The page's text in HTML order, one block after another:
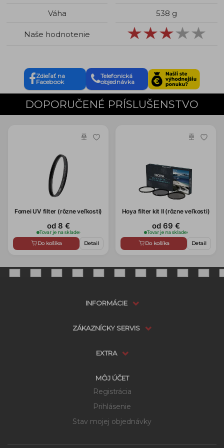
Váha 538 g
Naše hodnotenie
Zdieľať na
Facebook
Telefonická
objednávka
VYPREDANÉ možnosti doručenia
POZRIEŤ PODOBNÉ
DOPORUČENÉ PRÍSLUŠENSTVO
Fomei UV filter (rôzne veľkosti)
od 8 €
Tovar je na sklade›
Do košíka Detail
Hoya filter kit II (rôzne veľkosti)
od 69 €
Tovar je na sklade›
Do košíka Detail
INFORMÁCIE
ZÁKAZNÍCKY SERVIS
EXTRA
MÔJ ÚČET
Registrácia
Prihlásenie
Stav mojej objednávky